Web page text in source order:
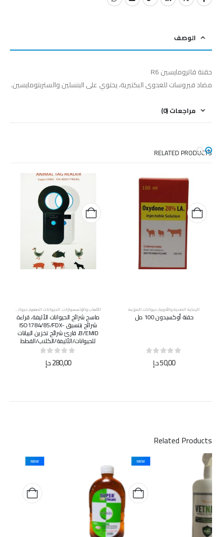
الوصف
حقنة فاترومايسين R6
مضاد فيروسات للعدوى البكتيرية، يحتوي على البنسلين والستربتومايسين.
مراجعات (0)
RELATED PRODUCTS
الرعاية الصحية والأدوية,حيوانات المزرعة
حقنة أوكسيدون 100 مل
out of 5
50,00د.إ
الألعاب والإكسسوارات,الحيوانات الصغيرة,حيوانات المزرعة
ماسح شرائح الحيوانات الأليفة، قراءة
شرائح بتنسيق ISO1784/85/FDX-
B/EMID، قارئ شرائح تخزين البيانات
للحيوانات/الأليفة/الكلاب/القطط
0
out of 5
280,00د.إ
Related Products
NEW